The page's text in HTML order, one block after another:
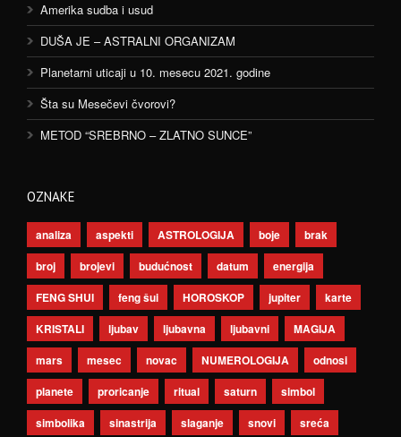
Amerika sudba i usud
DUŠA JE – ASTRALNI ORGANIZAM
Planetarni uticaji u 10. mesecu 2021. godine
Šta su Mesečevi čvorovi?
METOD “SREBRNO – ZLATNO SUNCE”
OZNAKE
analiza aspekti ASTROLOGIJA boje
brak
broj
brojevi budućnost datum
energija
FENG SHUI
feng šui HOROSKOP jupiter
karte
KRISTALI
ljubav ljubavna ljubavni
MAGIJA
mars
mesec novac NUMEROLOGIJA
odnosi
planete
proricanje ritual saturn
simbol
simbolika
sinastrija slaganje snovi sreća